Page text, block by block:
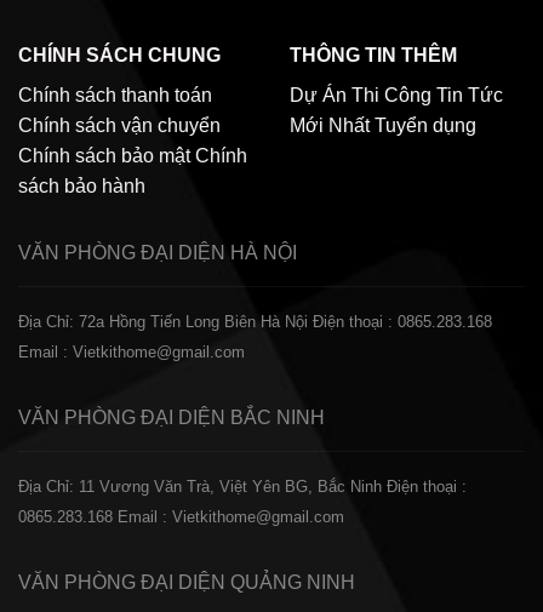
CHÍNH SÁCH CHUNG
Chính sách thanh toán
Chính sách vận chuyển
Chính sách bảo mật Chính
sách bảo hành
THÔNG TIN THÊM
Dự Án Thi Công Tin Tức
Mới Nhất Tuyển dụng
VĂN PHÒNG ĐẠI DIỆN HÀ NỘI
Địa Chỉ: 72a Hồng Tiến Long Biên Hà Nội Điện thoại : 0865.283.168
Email : Vietkithome@gmail.com
VĂN PHÒNG ĐẠI DIỆN BẮC NINH
Địa Chỉ: 11 Vương Văn Trà, Việt Yên BG, Bắc Ninh Điện thoại :
0865.283.168 Email : Vietkithome@gmail.com
VĂN PHÒNG ĐẠI DIỆN QUẢNG NINH